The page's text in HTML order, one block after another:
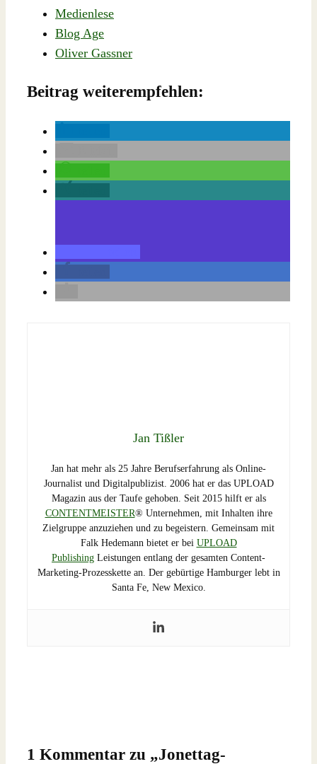
Medienlese
Blog Age
Oliver Gassner
Beitrag weiterempfehlen:
Jan Tißler
Jan hat mehr als 25 Jahre Berufserfahrung als Online-
Journalist und Digitalpublizist. 2006 hat er das UPLOAD
Magazin aus der Taufe gehoben. Seit 2015 hilft er als
CONTENTMEISTER® Unternehmen, mit Inhalten ihre
Zielgruppe anzuziehen und zu begeistern. Gemeinsam mit
Falk Hedemann bietet er bei UPLOAD
Publishing Leistungen entlang der gesamten Content-
Marketing-Prozesskette an. Der gebürtige Hamburger lebt in
Santa Fe, New Mexico.
1 Kommentar zu „Jonettag-